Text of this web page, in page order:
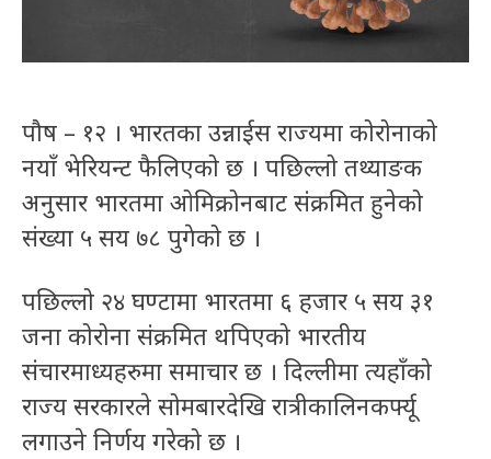
पौष – १२ । भारतका उन्नाईस राज्यमा कोरोनाको
नयाँ भेरियन्ट फैलिएको छ । पछिल्लो तथ्याङक
अनुसार भारतमा ओमिक्रोनबाट संक्रमित हुनेको
संख्या ५ सय ७८ पुगेको छ ।
पछिल्लो २४ घण्टामा भारतमा ६ हजार ५ सय ३१
जना कोरोना संक्रमित थपिएको भारतीय
संचारमाध्यहरुमा समाचार छ । दिल्लीमा त्यहाँको
राज्य सरकारले सोमबारदेखि रात्रीकालिनकर्फ्यू
लगाउने निर्णय गरेको छ ।